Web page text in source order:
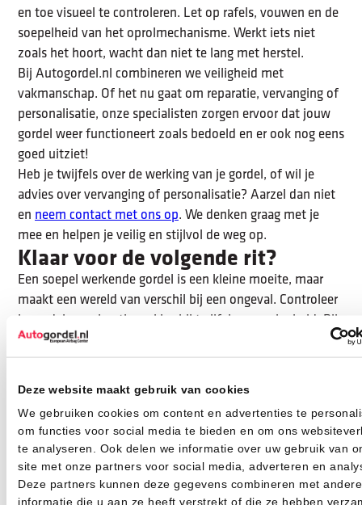
Deze website maakt gebruik van cookies
We gebruiken cookies om content en advertenties te
om functies voor social media te bieden en om ons
te analyseren. Ook delen we informatie over uw gebruik van
site met onze partners voor social media, adverteren en
Deze partners kunnen deze gegevens combineren met andere
informatie die u aan ze heeft verstrekt of die ze hebben
en toe visueel te controleren. Let op rafels, vouwen en de
soepelheid van het oprolmechanisme. Werkt iets niet
zoals het hoort, wacht dan niet te lang met herstel.
Bij Autogordel.nl combineren we veiligheid met
vakmanschap. Of het nu gaat om reparatie, vervanging of
personalisatie, onze specialisten zorgen ervoor dat jouw
gordel weer functioneert zoals bedoeld en er ook nog eens
goed uitziet!
Heb je twijfels over de werking van je gordel, of wil je
advies over vervanging of personalisatie? Aarzel dan niet
en neem contact met ons op. We denken graag met je
mee en helpen je veilig en stijlvol de weg op.
Klaar voor de volgende rit?
Een soepel werkende gordel is een kleine moeite, maar
maakt een wereld van verschil bij een ongeval. Controleer
je gordels regelmatig en kies bij twijfel voor zekerheid. Bij
Autogordel.nl vind je alles wat je nodig hebt, waaronder
vervangende gordelbanden en stijlvolle upgrades.
combinaties en ontdek wat er allemaal mogelijk is.
Bezoek onze website voorinspiratie voor jouw
autogordel, of kom langs in onze werkplaats voor
persoonlijk advies. Samen zorgen we ervoor dat veiligheid,
comfort en design perfect samengaan.